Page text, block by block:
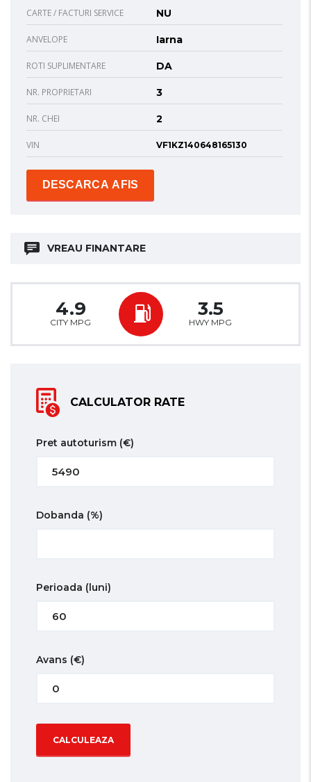
CARTE / FACTURI SERVICE NU
ANVELOPE Iarna
ROTI SUPLIMENTARE DA
NR. PROPRIETARI 3
NR. CHEI 2
VIN VF1KZ140648165130
DESCARCA AFIS
VREAU FINANTARE
4.9
CITY MPG
3.5
HWY MPG
CALCULATOR RATE
Pret autoturism (€)
Dobanda (%)
Perioada (luni)
Avans (€)
CALCULEAZA